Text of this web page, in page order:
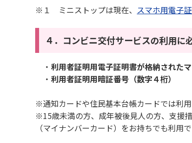
※１ ミニストップは現在、 スマホ用電子
４．コンビニ交付サービスの利用に
・ 利用者証明用電子証明書が格納された
・ 利用者証明用暗証番号（数字４桁）
※通知カードや住民基本台帳カードでは利用
※15歳未満の方、成年被後見人の方、支援
（マイナンバーカード）をお持ちでも利用で